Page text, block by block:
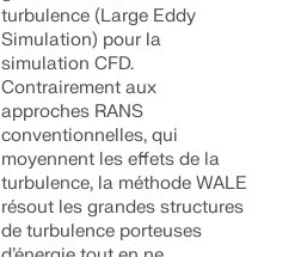
turbulence (Large Eddy
Simulation) pour la
simulation CFD.
Contrairement aux
approches RANS
conventionnelles, qui
moyennent les effets de la
turbulence, la méthode WALE
résout les grandes structures
de turbulence porteuses